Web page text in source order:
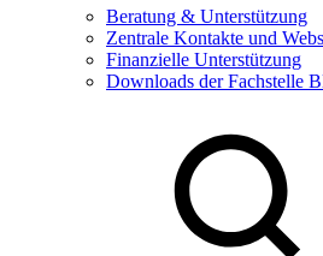
Beratung & Unterstützung
Zentrale Kontakte und
Finanzielle Unterstützung
Downloads der Fachstelle